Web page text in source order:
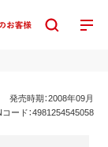
発売時期：2008年09月
ード：4981254545058